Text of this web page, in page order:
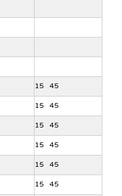
15 45
15 45
15 45
15 45
15 45
15 45